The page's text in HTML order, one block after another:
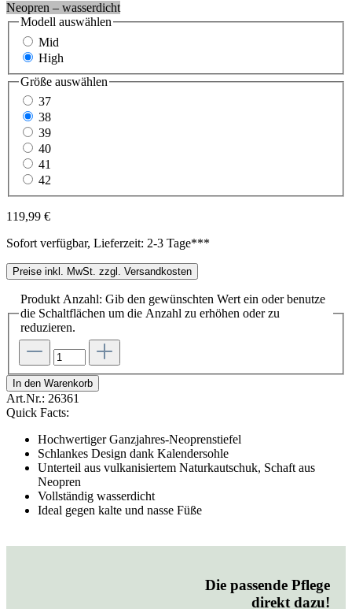
Neopren – wasserdicht
Modell auswählen
Mid
High
Größe auswählen
37
38
39
40
41
42
119,99 €
Sofort verfügbar, Lieferzeit: 2-3 Tage***
Preise inkl. MwSt. zzgl. Versandkosten
Produkt Anzahl: Gib den gewünschten Wert ein oder benutze
die Schaltflächen um die Anzahl zu erhöhen oder zu
reduzieren.
In den Warenkorb
Art.Nr.: 26361
Quick Facts:
Hochwertiger Ganzjahres-Neoprenstiefel
Schlankes Design dank Kalendersohle
Unterteil aus vulkanisiertem Naturkautschuk, Schaft aus
Neopren
Vollständig wasserdicht
Ideal gegen kalte und nasse Füße
Die passende Pflege
direkt dazu!